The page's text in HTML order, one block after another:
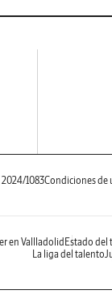
1083Condiciones de
en Vallladolid Estado del
La liga del talento